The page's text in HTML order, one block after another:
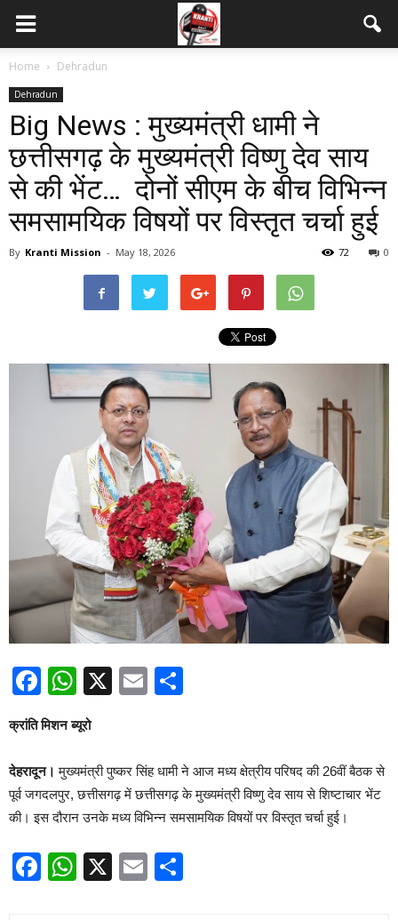
Home Dehradun
Dehradun
Big News : मुख्यमंत्री धामी ने
छत्तीसगढ़ के मुख्यमंत्री विष्णु देव साय
से की भेंट… दोनों सीएम के बीच विभिन्न
समसामयिक विषयों पर विस्तृत चर्चा हुई
By Kranti Mission - May 18, 2026 0
72
Facebook
WhatsApp
X Email
क्रांति मिशन ब्यूरो
देहरादून।मुख्यमंत्री पुष्कर सिंह धामी ने आज मध्य क्षेत्रीय परिषद की 26वीं बैठक से
पूर्व जगदलपुर, छत्तीसगढ़ में छत्तीसगढ़ के मुख्यमंत्री विष्णु देव साय से शिष्टाचार भेंट
की। इस दौरान उनके मध्य विभिन्न समसामयिक विषयों पर विस्तृत चर्चा हुई।
Facebook
WhatsApp
X Email